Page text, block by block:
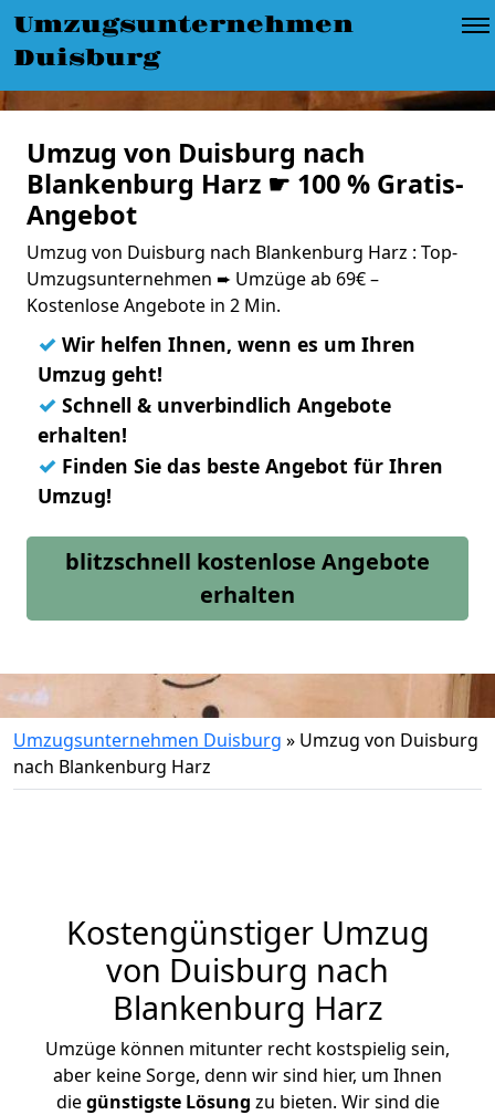
Umzugsunternehmen
Duisburg
Umzug von Duisburg nach
Blankenburg Harz ☛ 100 % Gratis-
Angebot
Umzug von Duisburg nach Blankenburg Harz : Top-
Umzugsunternehmen ➨ Umzüge ab 69€ –
Kostenlose Angebote in 2 Min.
✓ Wir helfen Ihnen, wenn es um Ihren
Umzug geht!
✓ Schnell & unverbindlich Angebote
erhalten!
✓ Finden Sie das beste Angebot für Ihren
Umzug!
blitzschnell kostenlose Angebote
erhalten
Umzugsunternehmen Duisburg » Umzug von Duisburg
nach Blankenburg Harz
Kostengünstiger Umzug
von Duisburg nach
Blankenburg Harz
Umzüge können mitunter recht kostspielig sein,
aber keine Sorge, denn wir sind hier, um Ihnen
diegünstigste Lösung zu bieten. Wir sind die